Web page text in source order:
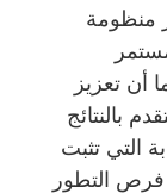
منظومة
أن تعزيز
بالنتائج
التي تثبت
فرص التطور